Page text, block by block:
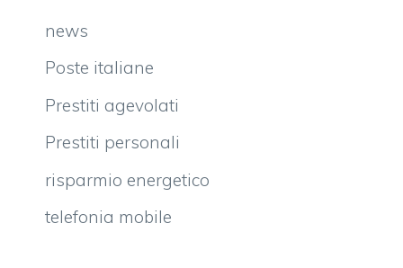
news
Poste italiane
Prestiti agevolati
Prestiti personali
risparmio energetico
telefonia mobile